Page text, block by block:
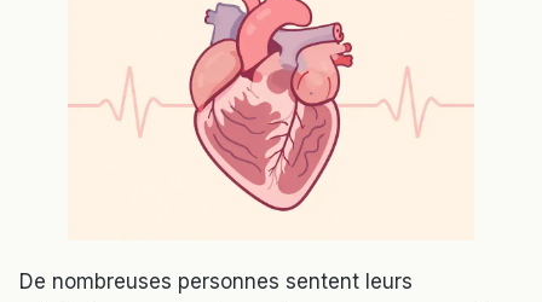
De nombreuses personnes sentent leurs